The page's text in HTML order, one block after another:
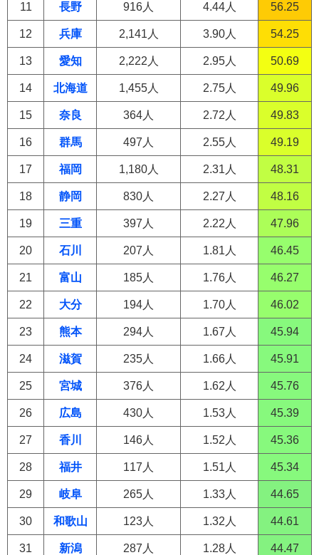
11 長野 916人 4.44人 56.25
12 兵庫 2,141人 3.90人 54.25
13 愛知 2,222人 2.95人 50.69
14 北海道 1,455人 2.75人 49.96
15 奈良 364人 2.72人 49.83
16 群馬 497人 2.55人 49.19
17 福岡 1,180人 2.31人 48.31
18 静岡 830人 2.27人 48.16
19 三重 397人 2.22人 47.96
20 石川 207人 1.81人 46.45
21 富山 185人 1.76人 46.27
22 大分 194人 1.70人 46.02
23 熊本 294人 1.67人 45.94
24 滋賀 235人 1.66人 45.91
25 宮城 376人 1.62人 45.76
26 広島 430人 1.53人 45.39
27 香川 146人 1.52人 45.36
28 福井 117人 1.51人 45.34
29 岐阜 265人 1.33人 44.65
30 和歌山 123人 1.32人 44.61
31 新潟 287人 1.28人 44.47